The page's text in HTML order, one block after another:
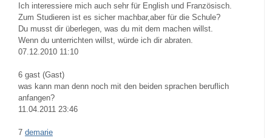
Ich interessiere mich auch sehr für English und Französisch.
Zum Studieren ist es sicher machbar,aber für die Schule?
Du musst dir überlegen, was du mit dem machen willst.
Wenn du unterrichten willst, würde ich dir abraten.
07.12.2010 11:10
6 gast (Gast)
was kann man denn noch mit den beiden sprachen beruflich
anfangen?
11.04.2011 23:46
7 demarie